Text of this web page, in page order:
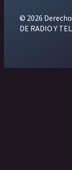
© 2026
DE RADIO Y